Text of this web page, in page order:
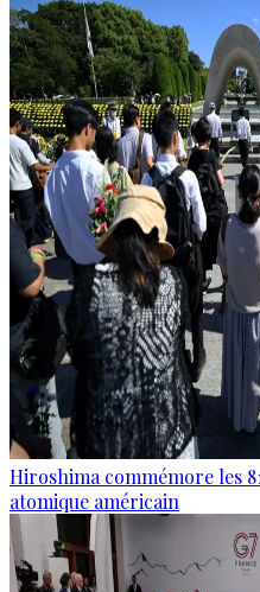
Hiroshima commémore les
atomique américain